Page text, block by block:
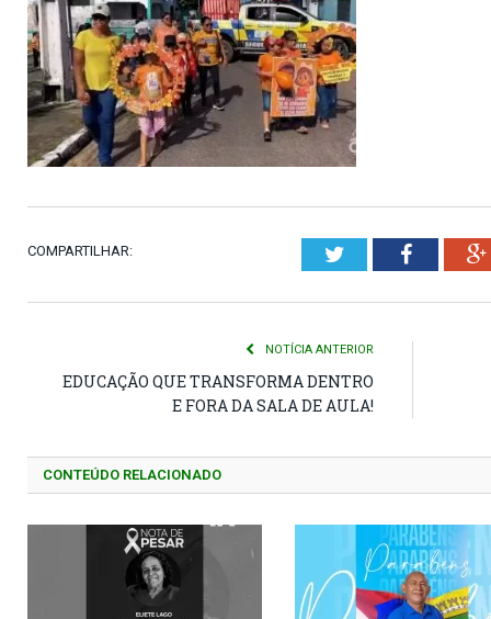
COMPARTILHAR: Twitter
NOTÍCIA ANTERIOR
EDUCAÇÃO QUE TRANSFORMA DENTRO
E FORA DA SALA DE AULA!
CONTEÚDO RELACIONADO